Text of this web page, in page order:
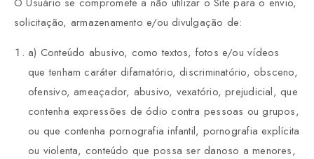
solicitação, armazenamento e/ou divulgação de:
a) Conteúdo abusivo, como textos, fotos e/ou vídeos
que tenham caráter difamatório, discriminatório, obsceno,
ofensivo, ameaçador, abusivo, vexatório, prejudicial, que
contenha expressões de ódio contra pessoas ou grupos,
ou que contenha pornografia infantil, pornografia explícita
ou violenta, conteúdo que possa ser danoso a menores,